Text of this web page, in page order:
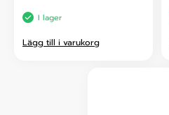
I lager
Lägg till i varukorg